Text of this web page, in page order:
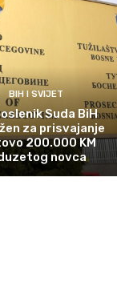
BIH I SVIJET
Suda BiH
za prisvajanje
200.000 KM
novca